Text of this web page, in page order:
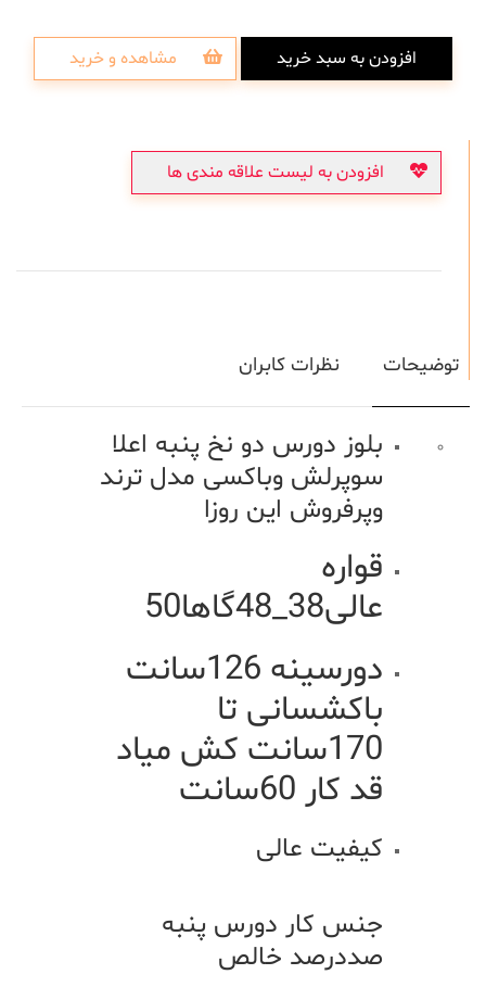
افزودن به سبد خرید مشاهده و خرید
افزودن به لیست علاقه مندی ها
توضیحات نظرات کابران
بلوز دورس دو نخ پنبه اعلا
سوپرلش وباکسی مدل ترند
وپرفروش این روزا
قواره
عالی38_48گاها50
دورسینه 126سانت
باکشسانی تا
170سانت کش میاد
قد کار 60سانت
کیفیت عالی
جنس کار دورس پنبه
صددرصد خالص